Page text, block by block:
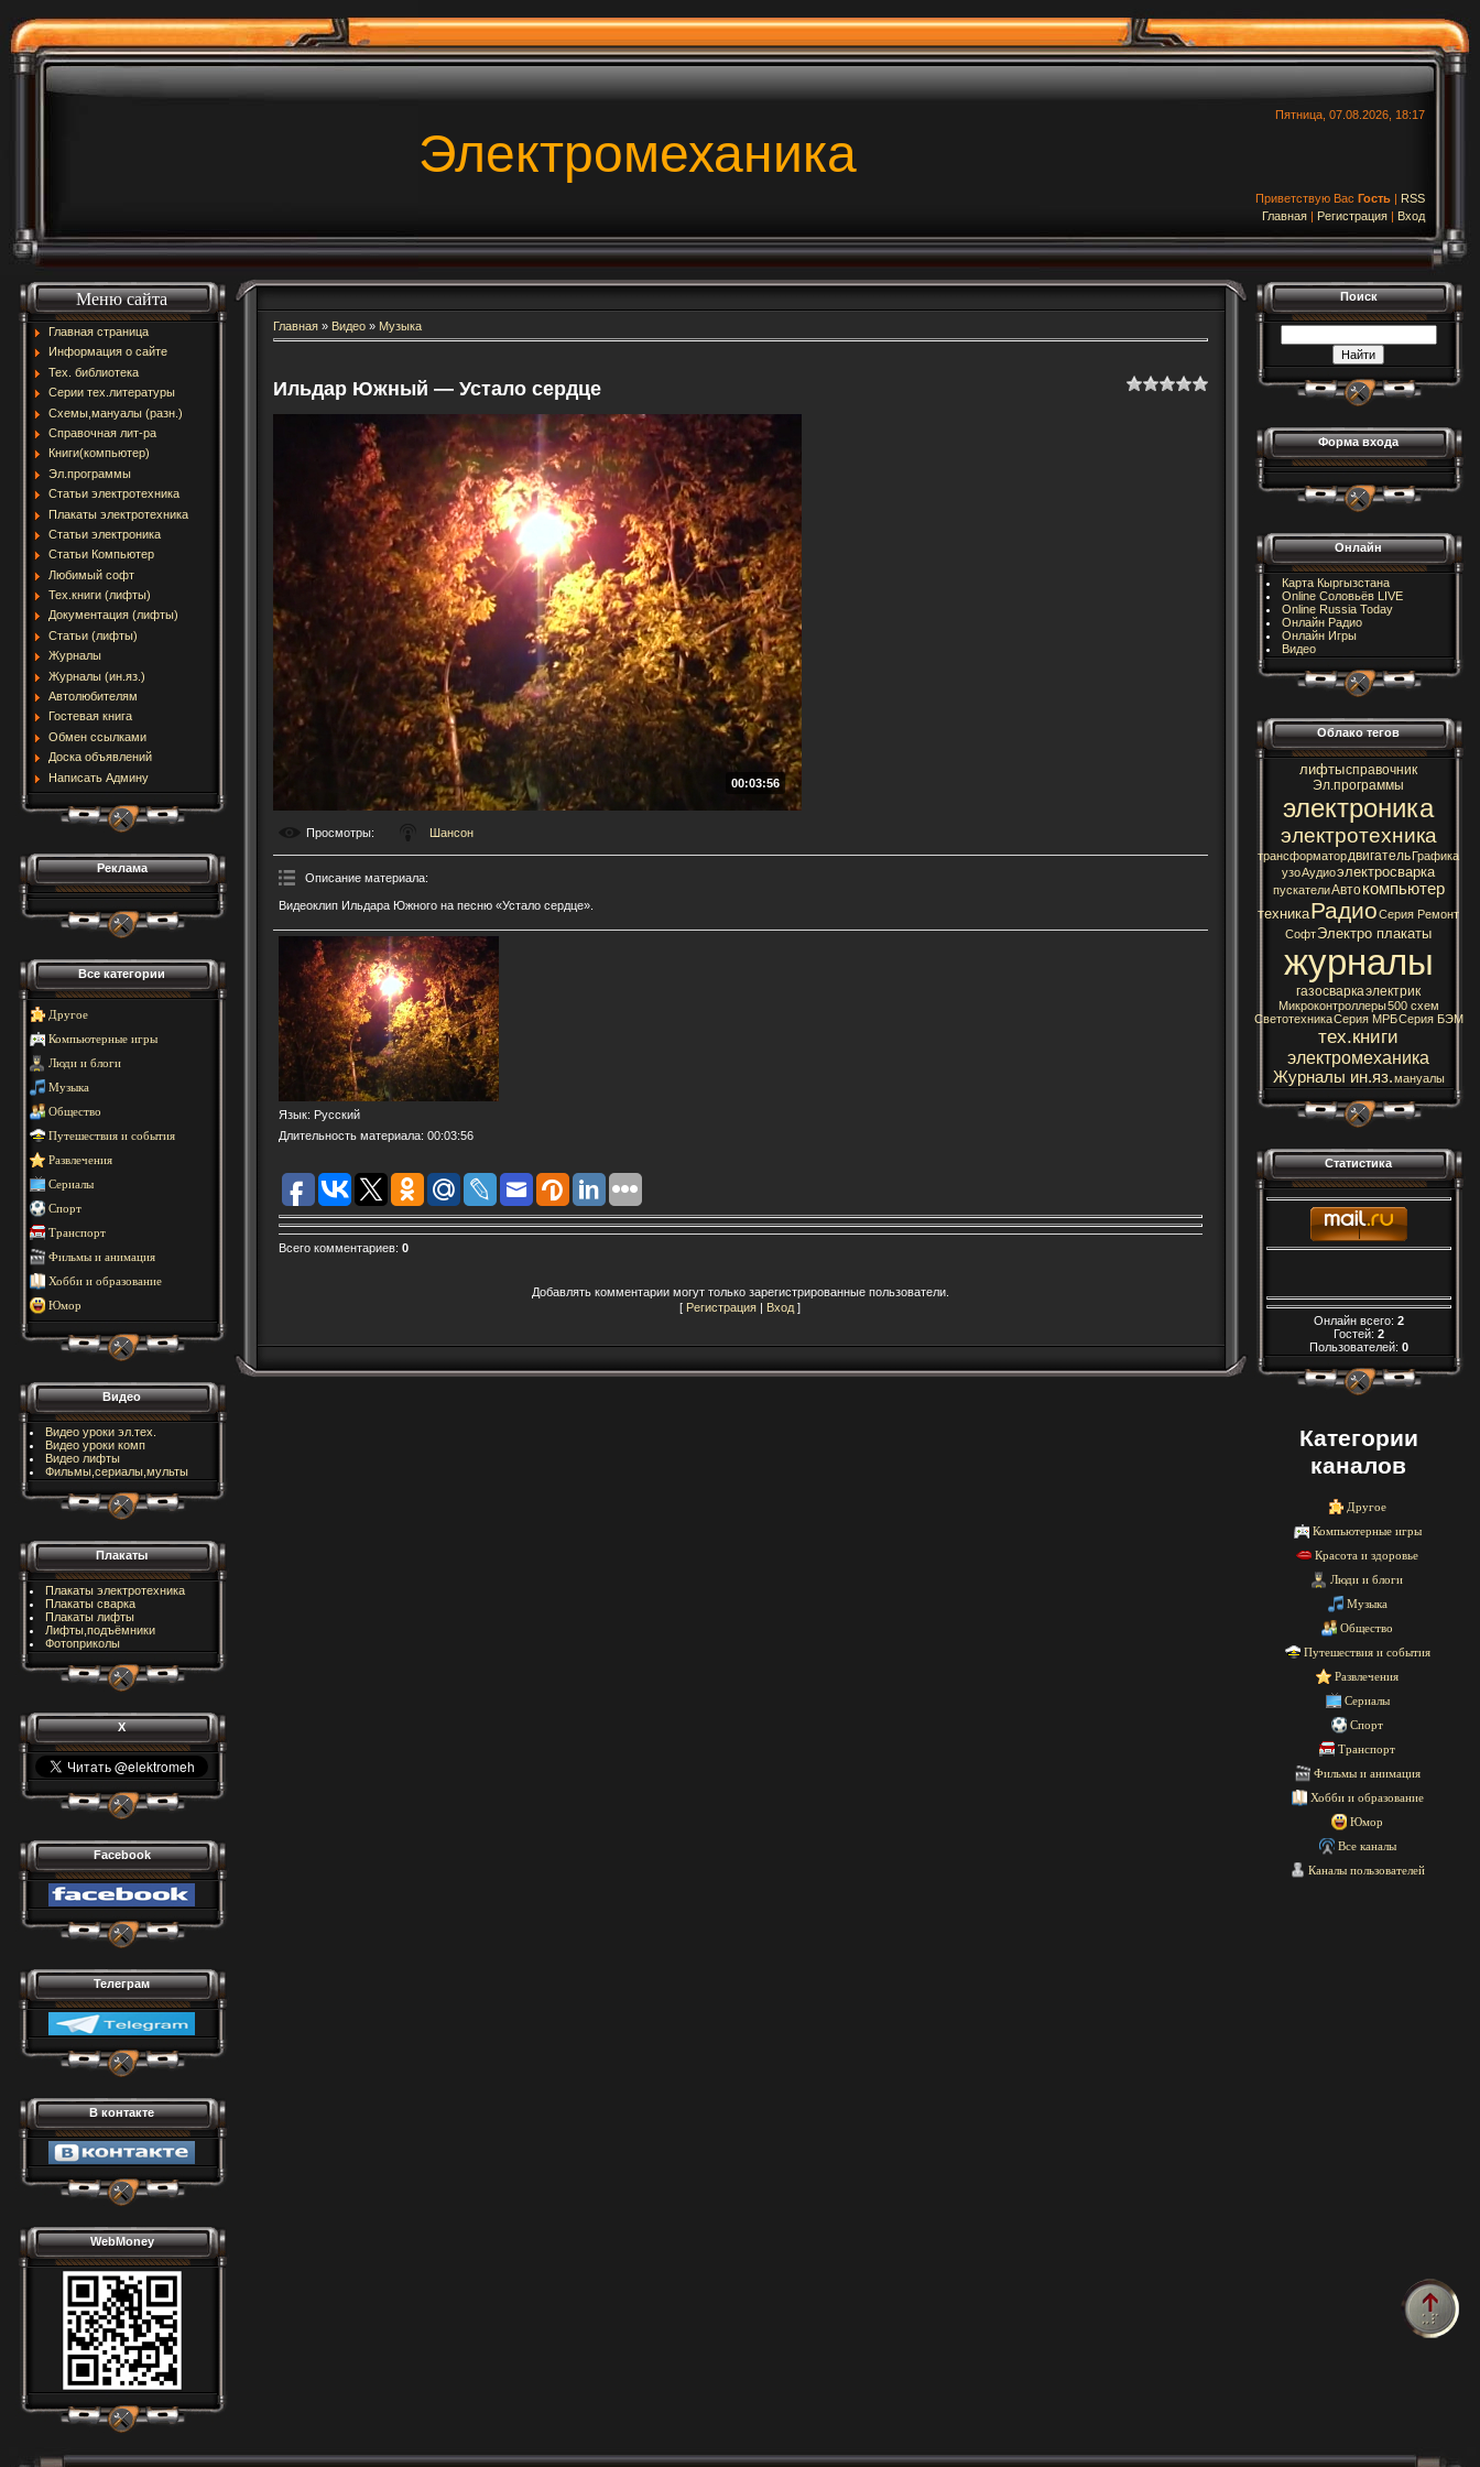
Пятница, 07.08.2026, 18:17
Электромеханика
Приветствую Вас Гость | RSS
Главная | Регистрация | Вход
Меню сайта
Главная страница
Информация о сайте
Тех. библиотека
Серии тех.литературы
Схемы,мануалы (разн.)
Справочная лит-ра
Книги(компьютер)
Эл.программы
Статьи электротехника
Плакаты электротехника
Статьи электроника
Статьи Компьютер
Любимый софт
Тех.книги (лифты)
Документация (лифты)
Статьи (лифты)
Журналы
Журналы (ин.яз.)
Автолюбителям
Гостевая книга
Обмен ссылками
Доска объявлений
Написать Админу
Реклама
Все категории
Другое
Компьютерные игры
Люди и блоги
Музыка
Общество
Путешествия и события
Развлечения
Сериалы
Спорт
Транспорт
Фильмы и анимация
Хобби и образование
Юмор
Видео
Видео уроки эл.тех.
Видео уроки комп
Видео лифты
Фильмы,сериалы,мульты
Плакаты
Плакаты электротехника
Плакаты сварка
Плакаты лифты
Лифты,подъёмники
Фотоприколы
X
Facebook
Телеграм
В контакте
WebMoney
Главная» Видео» Музыка
Ильдар Южный — Устало сердце
00:03:56
Просмотры: Шансон
Описание материала:
Видеоклип Ильдара Южного на песню «Устало сердце».
Язык: Русский
Длительность материала: 00:03:56
Всего комментариев: 0
Добавлять комментарии могут только зарегистрированные пользователи.
[ Регистрация | Вход ]
Поиск
Форма входа
Онлайн
Карта Кыргызстана
Online Соловьёв LIVE
Online Russia Today
Онлайн Радио
Онлайн Игры
Видео
Облако тегов
лифтысправочник
Эл.программы
электроника
электротехника
трансформатордвигательГрафика
узоАудиоэлектросварка
пускателиАвтокомпьютер
техникаРадиоСерия Ремонт
СофтЭлектро плакаты
журналы
газосваркаэлектрик
Микроконтроллеры500 схем
СветотехникаСерия МРБСерия БЭМ
тех.книги
электромеханика
Журналы ин.яз.мануалы
Статистика
Онлайн всего: 2
Гостей: 2
Пользователей: 0
Категории
каналов
Другое
Компьютерные игры
Красота и здоровье
Люди и блоги
Музыка
Общество
Путешествия и события
Развлечения
Сериалы
Спорт
Транспорт
Фильмы и анимация
Хобби и образование
Юмор
Все каналы
Каналы пользователей